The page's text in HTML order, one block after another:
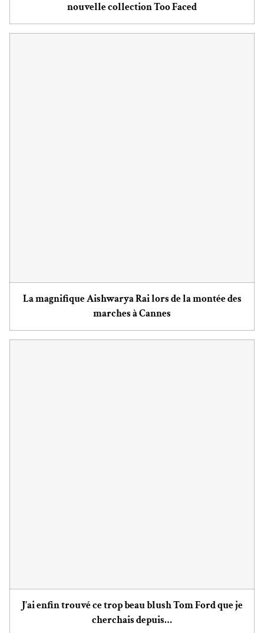
nouvelle collection Too Faced
La magnifique Aishwarya Rai lors de la montée des
marches à Cannes
J’ai enfin trouvé ce trop beau blush Tom Ford que je
cherchais depuis…